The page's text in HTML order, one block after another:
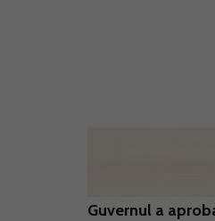
Guvernul a